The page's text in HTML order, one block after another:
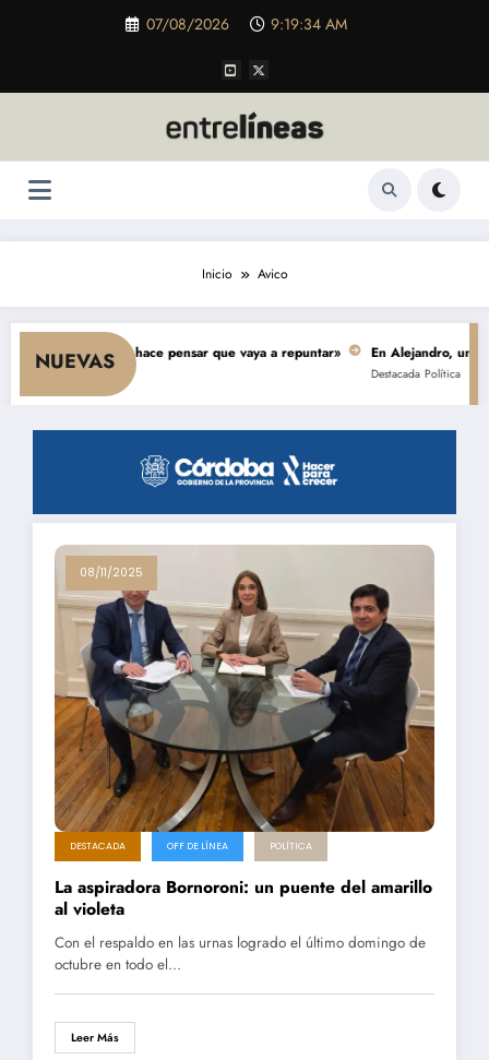
07/08/2026 9:19:34 AM
Inicio Avico
NUEVAS
y nada hace pensar que vaya a repuntar» En Alejandro, una
Destacada Política
08/11/2025
DESTACADA OFF DE LÍNEA POLÍTICA
La aspiradora Bornoroni: un puente del amarillo
al violeta
Con el respaldo en las urnas logrado el último domingo de
octubre en todo el…
Leer Más